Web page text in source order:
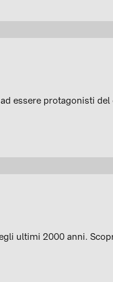
essere protagonisti
ultimi 2000 anni.